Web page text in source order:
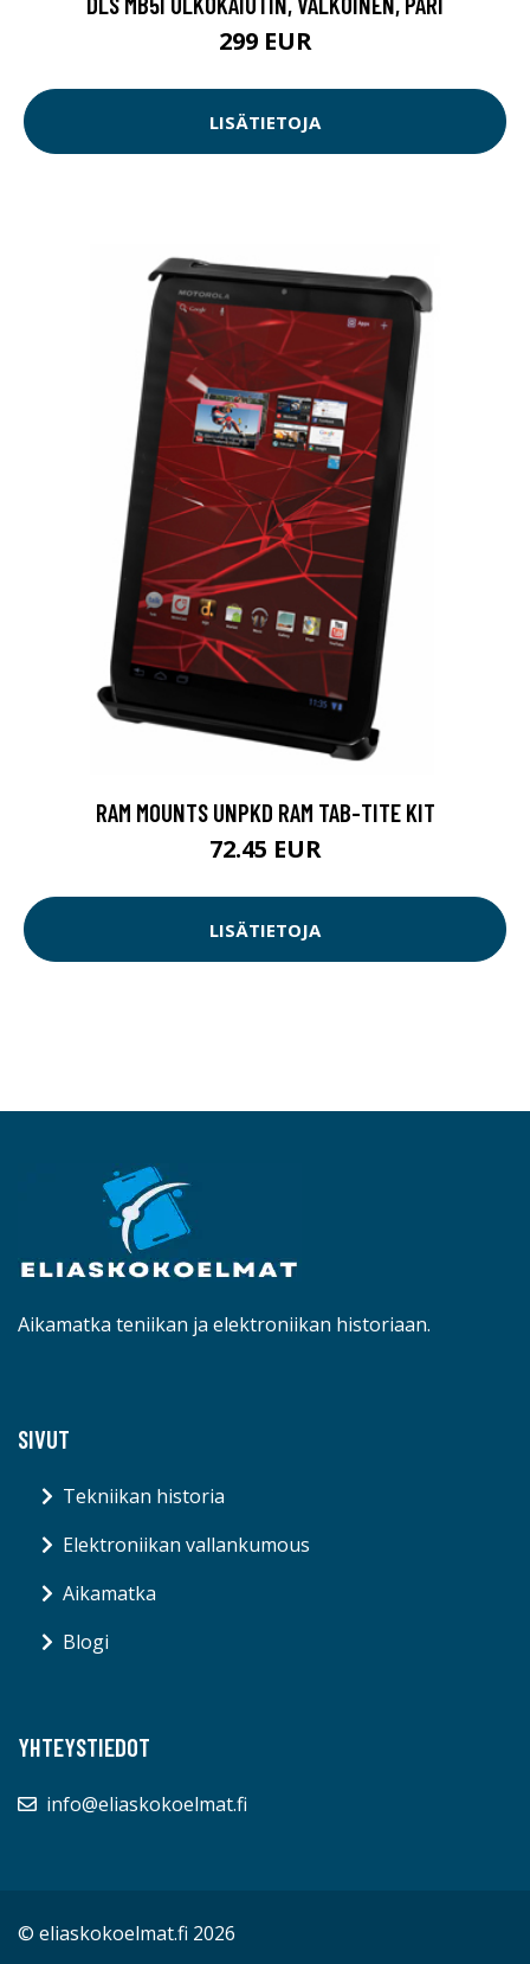
299 EUR
LISÄTIETOJA
RAM MOUNTS UNPKD RAM TAB-TITE KIT
72.45 EUR
LISÄTIETOJA
Aikamatka teniikan ja elektroniikan historiaan.
SIVUT
Tekniikan historia
Elektroniikan vallankumous
Aikamatka
Blogi
YHTEYSTIEDOT
info@eliaskokoelmat.fi
© eliaskokoelmat.fi 2026